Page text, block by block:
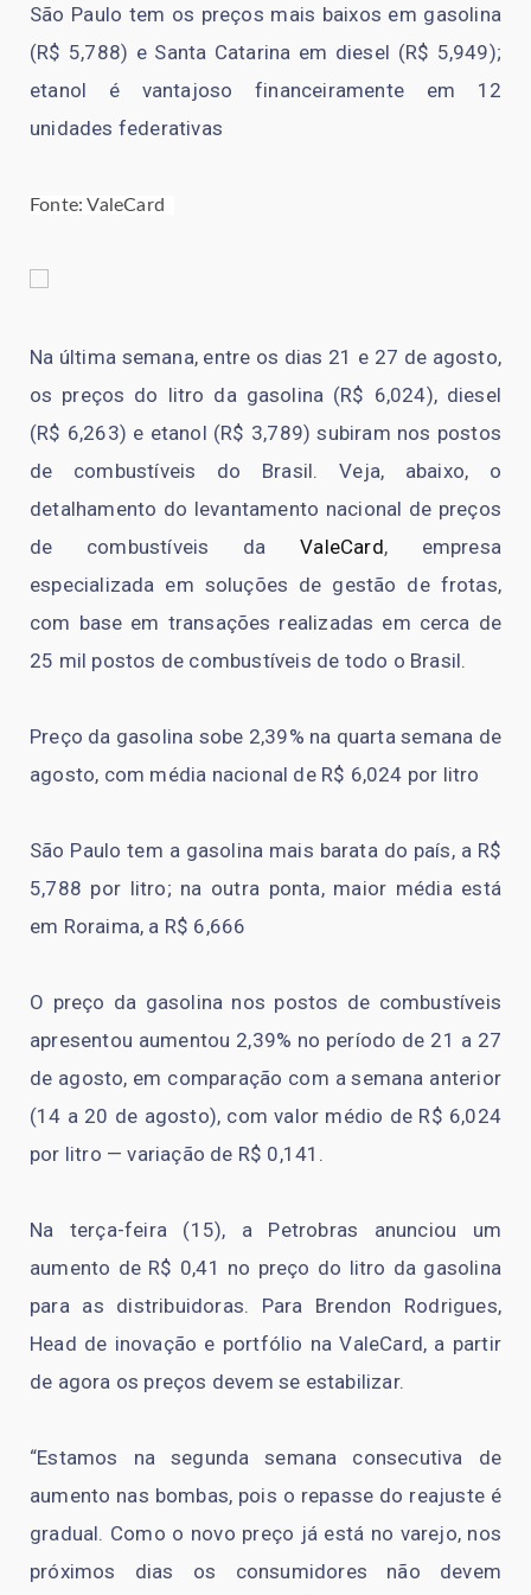
São Paulo tem os preços mais baixos em gasolina
(R$ 5,788) e Santa Catarina em diesel (R$ 5,949);
etanol é vantajoso financeiramente em 12
unidades federativas
Fonte: ValeCard
Na última semana, entre os dias 21 e 27 de agosto,
os preços do litro da gasolina (R$ 6,024), diesel
(R$ 6,263) e etanol (R$ 3,789) subiram nos postos
de combustíveis do Brasil. Veja, abaixo, o
detalhamento do levantamento nacional de preços
de combustíveis daValeCard, empresa
especializada em soluções de gestão de frotas,
com base em transações realizadas em cerca de
25 mil postos de combustíveis de todo o Brasil.
Preço da gasolina sobe 2,39% na quarta semana de
agosto, com média nacional de R$ 6,024 por litro
São Paulo tem a gasolina mais barata do país, a R$
5,788 por litro; na outra ponta, maior média está
em Roraima, a R$ 6,666
O preço da gasolina nos postos de combustíveis
apresentou aumentou 2,39% no período de 21 a 27
de agosto, em comparação com a semana anterior
(14 a 20 de agosto), com valor médio de R$ 6,024
por litro — variação de R$ 0,141.
Na terça-feira (15), a Petrobras anunciou um
aumento de R$ 0,41 no preço do litro da gasolina
para as distribuidoras. Para Brendon Rodrigues,
Head de inovação e portfólio na ValeCard, a partir
de agora os preços devem se estabilizar.
“Estamos na segunda semana consecutiva de
aumento nas bombas, pois o repasse do reajuste é
gradual. Como o novo preço já está no varejo, nos
próximos dias os consumidores não devem